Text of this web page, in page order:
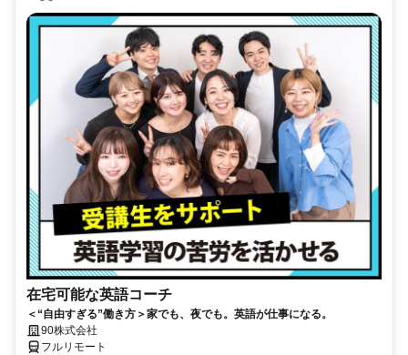
在宅可能な英語コーチ
＜“自由すぎる”働き方＞家でも、夜でも。英語が仕事になる。
90株式会社
フルリモート